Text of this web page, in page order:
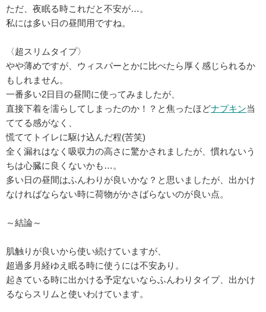
ただ、夜眠る時これだと不安が…。
私には多い日の昼間用ですね。
〈超スリムタイプ〉
やや薄めですが、ウィスパーとかに比べたら厚く感じられるか
もしれません。
一番多い2日目の昼間に使ってみましたが、
直接下着を濡らしてしまったのか！？と焦ったほどナプキン当
ててる感がなく、
慌ててトイレに駆け込んだ程(苦笑)
全く漏れはなく吸収力の高さに驚かされましたが、慣れないう
ちは心臓に良くないかも…。
多い日の昼間はふんわりが良いかな？と思いましたが、出かけ
なければならない時に荷物がかさばらないのが良い点。
～結論～
肌触りが良いから使い続けていますが、
超過多月経ゆえ眠る時に使うには不安あり。
起きている時に出かける予定ないならふんわりタイプ、出かけ
るならスリムと使いわけています。